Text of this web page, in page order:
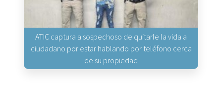
ATIC captura a sospechoso de quitarle la vida a
ciudadano por estar hablando por teléfono cerca
de su propiedad